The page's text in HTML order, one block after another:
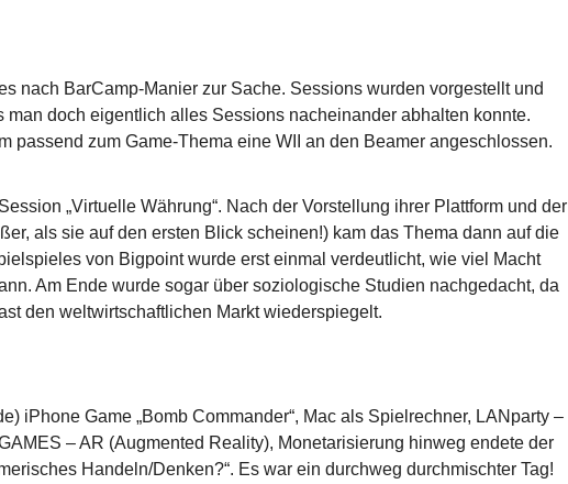
nach BarCamp-Manier zur Sache. Sessions wurden vorgestellt und
doch eigentlich alles Sessions nacheinander abhalten konnte.
passend zum Game-Thema eine WII an den Beamer angeschlossen.
„Virtuelle Währung“. Nach der Vorstellung ihrer Plattform und der
als sie auf den ersten Blick scheinen!) kam das Thema dann auf die
von Bigpoint wurde erst einmal verdeutlicht, wie viel Macht
Am Ende wurde sogar über soziologische Studien nachgedacht, da
den weltwirtschaftlichen Markt wiederspiegelt.
iPhone Game „Bomb Commander“, Mac als Spielrechner, LANparty –
– AR (Augmented Reality), Monetarisierung hinweg endete der
Handeln/Denken?“. Es war ein durchweg durchmischter Tag!